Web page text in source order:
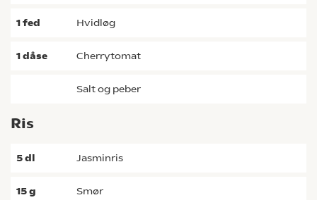
1fed hvidløg
1dåse cherrytomat
salt og peber
Ris
5dl jasminris
15g smør